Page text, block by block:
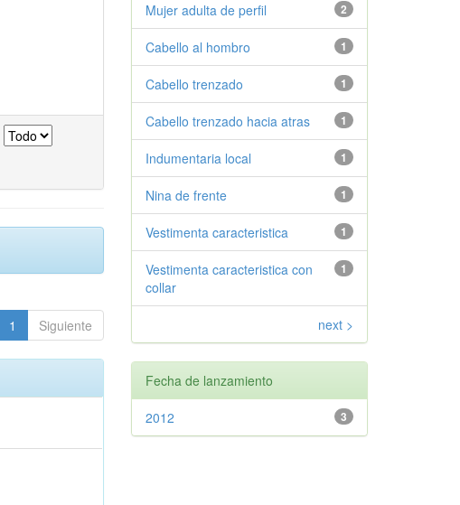
1 Siguiente
2
Mujer adulta de perfil
1
Cabello al hombro
1
Cabello trenzado
1
Cabello trenzado hacia atras
1
Indumentaria local
1
Nina de frente
1
Vestimenta caracteristica
1
Vestimenta caracteristica con
collar
next >
Fecha de lanzamiento
3
2012